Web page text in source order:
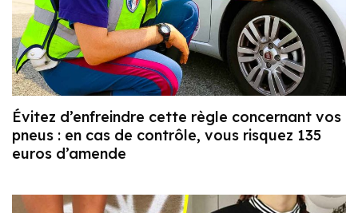
Évitez d’enfreindre cette règle concernant vos
pneus : en cas de contrôle, vous risquez 135
euros d’amende